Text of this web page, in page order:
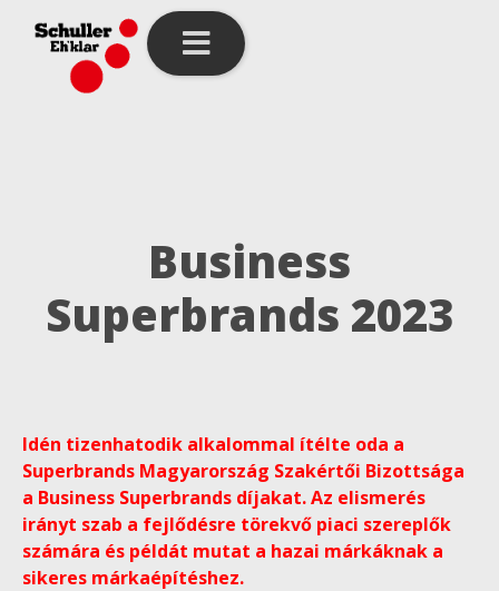
Business
Superbrands 2023
Idén tizenhatodik alkalommal ítélte oda a
Superbrands Magyarország Szakértői Bizottsága
a Business Superbrands díjakat. Az elismerés
irányt szab a fejlődésre törekvő piaci szereplők
számára és példát mutat a hazai márkáknak a
sikeres márkaépítéshez.